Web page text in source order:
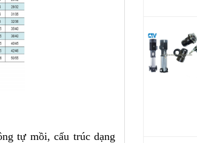
tự mồi, cấu trúc dạng